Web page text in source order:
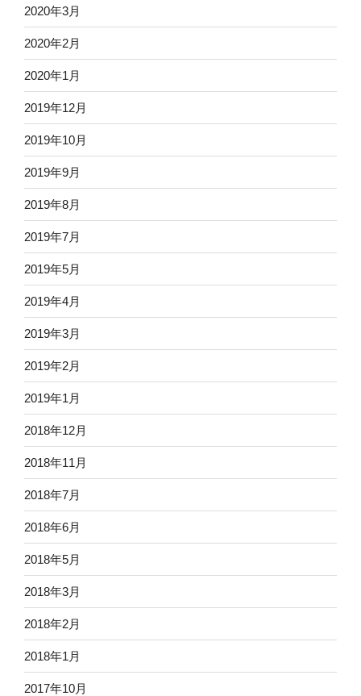
2020年3月
2020年2月
2020年1月
2019年12月
2019年10月
2019年9月
2019年8月
2019年7月
2019年5月
2019年4月
2019年3月
2019年2月
2019年1月
2018年12月
2018年11月
2018年7月
2018年6月
2018年5月
2018年3月
2018年2月
2018年1月
2017年10月